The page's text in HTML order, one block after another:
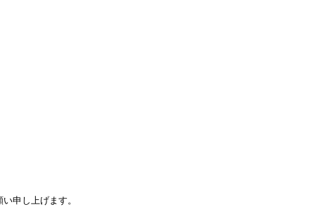
申し上げます。